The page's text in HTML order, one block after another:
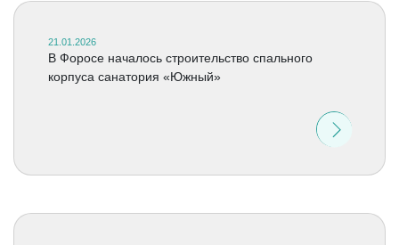
21.01.2026
В Форосе началось строительство спального
корпуса санатория «Южный»